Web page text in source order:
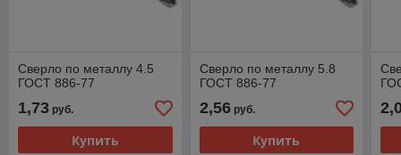
Сверло по металлу 4.5
ГОСТ 886-77
1,73 руб.
Купить
Сверло по металлу 5.8
ГОСТ 886-77
2,56руб.
Купить